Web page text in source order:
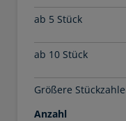
ab 5 Stück
ab 10 Stück
Größere
Anzahl